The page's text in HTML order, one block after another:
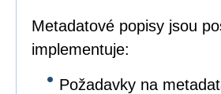
Metadatové popisy jsou
implementuje:
Požadavky na